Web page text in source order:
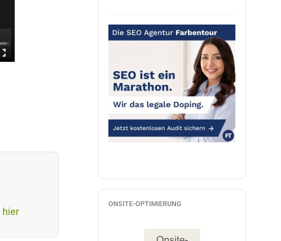
hier
ONSITE-OPTIMIERUNG